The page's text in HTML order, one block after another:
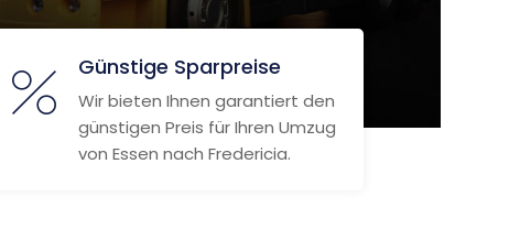
Günstige Sparpreise
Wir bieten Ihnen garantiert den
günstigen Preis für Ihren Umzug
von Essen nach Fredericia.